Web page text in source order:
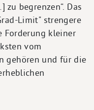
begrenzen“. Das
Limit" strengere
Forderung kleiner
vom
gehören und für die